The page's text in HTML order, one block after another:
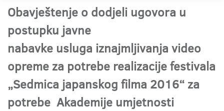
Obavještenje o dodjeli ugovora u
postupku javne
nabavke usluga iznajmljivanja video
opreme za potrebe realizacije festivala
„Sedmica japanskog filma 2016“ za
potrebe Akademije umjetnosti